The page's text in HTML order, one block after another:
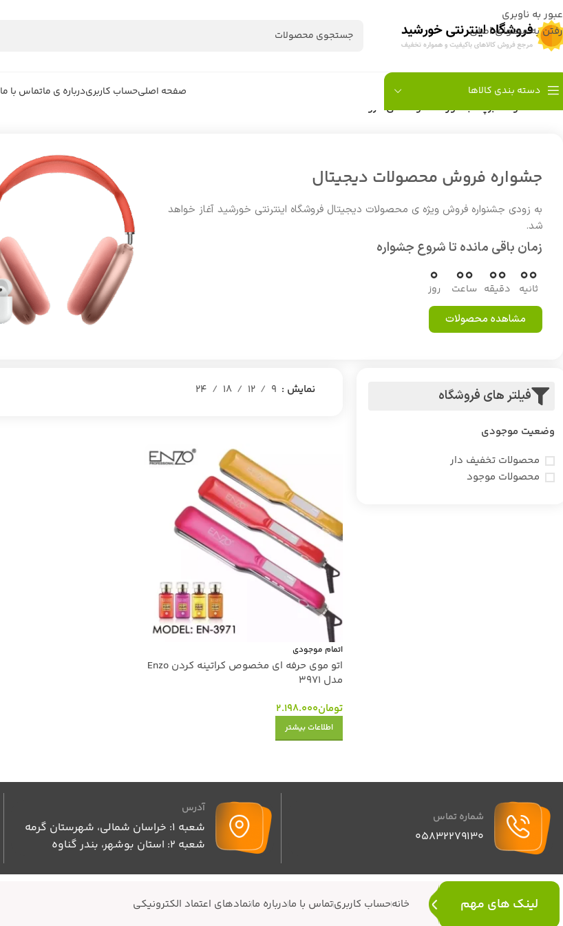
عبور به ناوبری
رفتن به محتوای اصلی
دسته بندی کالاها صفحه اصلیحساب کاربریدرباره ی ماتماس با ما
خانه/محصولات برچسب خورده “اتو سالنی انزو 3971”
جشواره فروش محصولات دیجیتال
به زودی جشنواره فروش ویژه ی محصولات دیجیتال فروشگاه اینترنتی خورشید آغاز خواهد
شد.
زمان باقی مانده تا شروع جشواره
0
روز
00
ساعت
00
دقیقه
00
ثانیه
مشاهده محصولات
فیلتر های فروشگاه
وضعیت موجودی
محصولات تخفیف دار
محصولات موجود
نمایش 9
12
18
24
اتمام موجودی
اتو موی حرفه ای مخصوص کراتینه کردن Enzo
مدل 3971
تومان2.198.000
اطلاعات بیشتر
شماره تماس
05832279130
آدرس
شعبه 1: خراسان شمالی، شهرستان گرمه
شعبه 2: استان بوشهر، بندر گناوه
لینک های مهم خانهحساب کاربریتماس با مادرباره مانمادهای اعتماد الکترونیکی